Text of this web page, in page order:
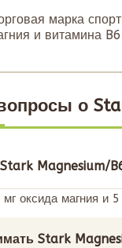
марка
и витамина
о
Magnesium/
оксида магния и
Stark